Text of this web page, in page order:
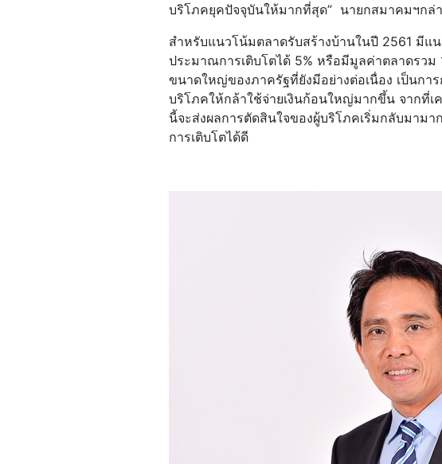
บริโภคยุคปัจจุบันให้มากที่สุด” นายกสมาคมฯกล่
สำหรับแนวโน้มตลาดรับสร้างบ้านในปี 2561 มี
ประมาณการเติบโตได้ 5% หรือมีมูลค่าตลาดรวม
ขนาดใหญ่ของภาครัฐที่ยังมีอย่างต่อเนื่อง เป็นกา
บริโภคให้กล้าใช้จ่ายเงินก้อนใหญ่มากขึ้น จากที่
นี้จะส่งผลการตัดสินใจของผู้บริโภคเริ่มกลับมาม
การเติบโตได้ดี